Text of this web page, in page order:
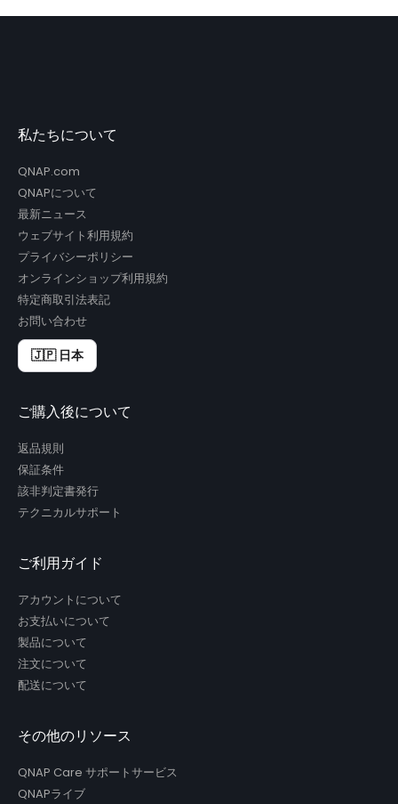
私たちについて
QNAP.com
QNAPについて
最新ニュース
ウェブサイト利用規約
プライバシーポリシー
オンラインショップ利用規約
特定商取引法表記
お問い合わせ
🇯🇵 日本
ご購入後について
返品規則
保証条件
該非判定書発行
テクニカルサポート
ご利用ガイド
アカウントについて
お支払いについて
製品について
注文について
配送について
その他のリソース
QNAP Care サポートサービス
QNAPライブ